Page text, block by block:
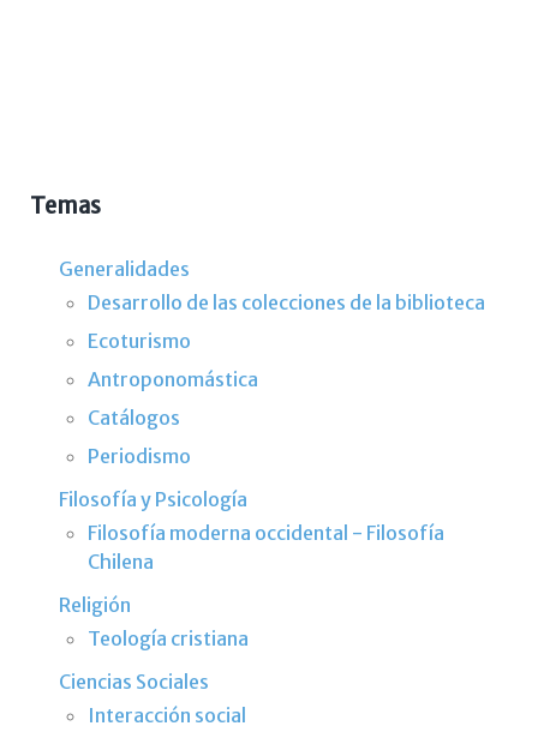
Temas
Generalidades
Desarrollo de las colecciones de la biblioteca
Ecoturismo
Antroponomástica
Catálogos
Periodismo
Filosofía y Psicología
Filosofía moderna occidental - Filosofía
Chilena
Religión
Teología cristiana
Ciencias Sociales
Interacción social